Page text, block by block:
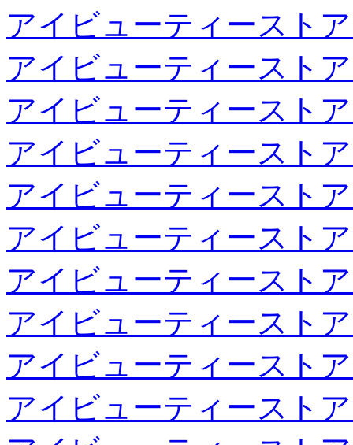
アイビューティースト
アイビューティースト
アイビューティースト
アイビューティースト
アイビューティースト
アイビューティースト
アイビューティースト
アイビューティースト
アイビューティースト
アイビューティースト